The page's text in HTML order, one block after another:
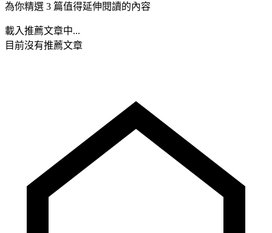
為你精選 3 篇值得延伸閱讀的內容
載入推薦文章中...
目前沒有推薦文章